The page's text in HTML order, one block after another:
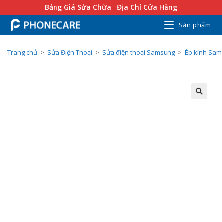
Bảng Giá Sửa Chữa Địa Chỉ Cửa Hàng
Sản phẩm
Trang chủ > Sửa Điện Thoại > Sửa điện thoại Samsung > Ép kính